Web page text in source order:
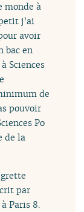
monde à
j’ai
avoir
bac en
Sciences
de
pouvoir
Po
de la
par
Paris 8.